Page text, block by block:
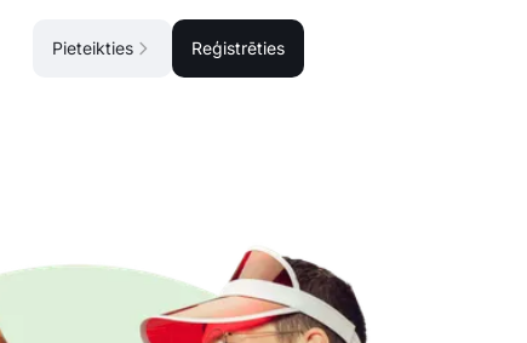
Pieteikties Reģistrēties